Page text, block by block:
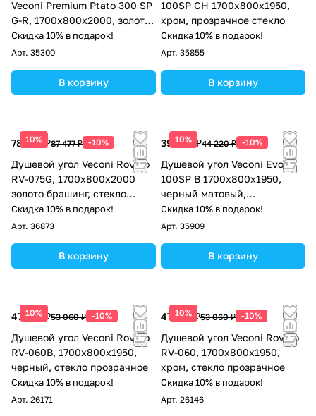
Veconi Premium Ptato 300 SP
G-R, 1700х800x2000, золото
брашированный, стекло
прозрачное
Скидка 10% в подарок!
Арт. 35300
В корзину
100SP CH 1700х800x1950,
хром, прозрачное стекло
Скидка 10% в подарок!
Арт. 35855
В корзину
10%
78 729 ₽87 477 ₽ -10%
Душевой угол Veconi Rovigo
RV-075G, 1700х800х2000
золото брашинг, стекло
прозрачное
Скидка 10% в подарок!
Арт. 36873
В корзину
10%
39 798 ₽44 220 ₽ -10%
Душевой угол Veconi Evo
100SP B 1700х800x1950,
черный матовый,
прозрачное стекло
Скидка 10% в подарок!
Арт. 35909
В корзину
10%
47 754 ₽53 060 ₽ -10%
Душевой угол Veconi Rovigo
RV-060B, 1700х800х1950,
черный, стекло прозрачное
Скидка 10% в подарок!
Арт. 26171
10%
47 754 ₽53 060 ₽ -10%
Душевой угол Veconi Rovigo
RV-060, 1700х800х1950,
хром, стекло прозрачное
Скидка 10% в подарок!
Арт. 26146